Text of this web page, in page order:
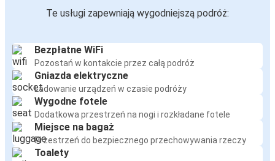
Te usługi zapewniają wygodniejszą podróż:
Bezpłatne WiFi
Pozostań w kontakcie przez całą podróż
Gniazda elektryczne
Ładowanie urządzeń w czasie podróży
Wygodne fotele
Dodatkowa przestrzeń na nogi i rozkładane fotele
Miejsce na bagaż
Przestrzeń do bezpiecznego przechowywania rzeczy
Toalety